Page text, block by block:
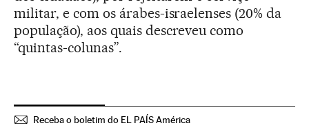
militar, e com os árabes-israelenses (20% da
população), aos quais descreveu como
“quintas-colunas”.
Receba o boletim do EL PAÍS América